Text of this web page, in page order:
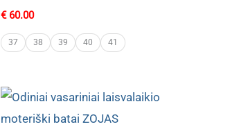
€60.00
37 38 39 40 41